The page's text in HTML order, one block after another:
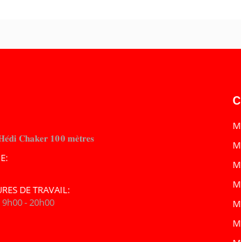
𝐂𝐡𝐚𝐤𝐞𝐫 𝟏𝟎𝟎 𝐦𝐞̀𝐭𝐫𝐞𝐬
DE TRAVAIL:
- 20h00